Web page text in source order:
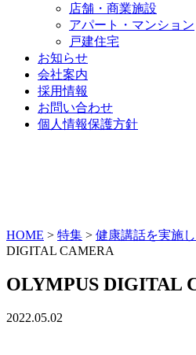
店舗・商業施設
アパート・マンション
戸建住宅
お知らせ
会社案内
採用情報
お問い合わせ
個人情報保護方針
HOME > 特集 > 健康講話を実施し
DIGITAL CAMERA
OLYMPUS DIGITAL
2022.05.02